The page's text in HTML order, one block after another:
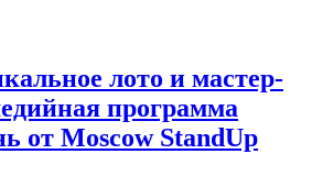
лото и мастер-
программа
от Moscow StandUp